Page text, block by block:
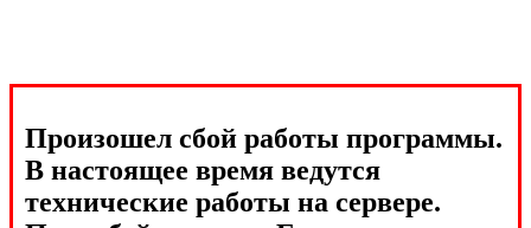
Произошел сбой работы программы.
В настоящее время ведутся
технические работы на сервере.